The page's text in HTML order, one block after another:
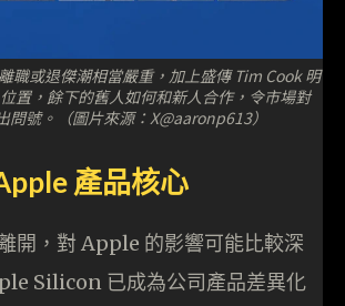
職或退傑潮相當嚴重，加上盛傳 Tim Cook 明
置，餘下的舊人如何和新人合作，令市場對
號。（圖片來源：X@aaronp613）
產品核心
開，對 Apple 的影響可能比較深
Silicon 已成為公司產品差異化